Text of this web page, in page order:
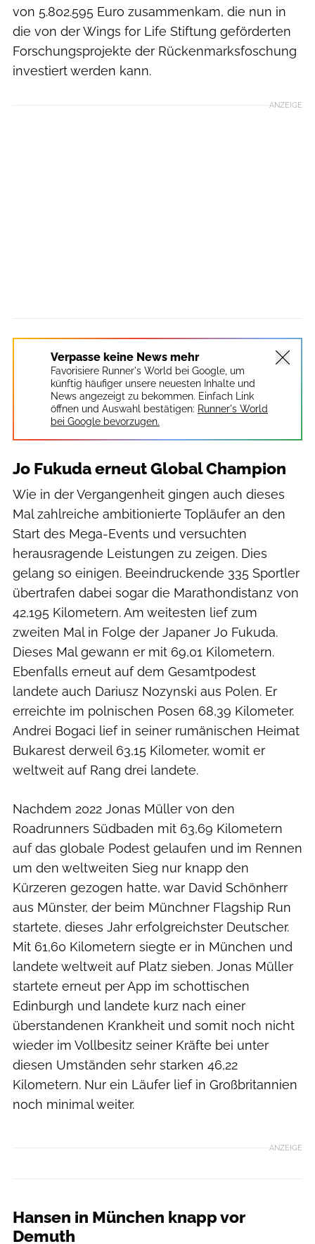
von 5.802.595 Euro zusammenkam, die nun in
die von der Wings for Life Stiftung geförderten
Forschungsprojekte der Rückenmarksfoschung
investiert werden kann.
ANZEIGE
Verpasse keine News mehr
Favorisiere Runner's World bei Google, um
künftig häufiger unsere neuesten Inhalte und
News angezeigt zu bekommen. Einfach Link
öffnen und Auswahl bestätigen: Runner's World
bei Google bevorzugen.
Jo Fukuda erneut Global Champion
Wie in der Vergangenheit gingen auch dieses
Mal zahlreiche ambitionierte Topläufer an den
Start des Mega-Events und versuchten
herausragende Leistungen zu zeigen. Dies
gelang so einigen. Beeindruckende 335 Sportler
übertrafen dabei sogar die Marathondistanz von
42,195 Kilometern. Am weitesten lief zum
zweiten Mal in Folge der Japaner Jo Fukuda.
Dieses Mal gewann er mit 69,01 Kilometern.
Ebenfalls erneut auf dem Gesamtpodest
landete auch Dariusz Nozynski aus Polen. Er
erreichte im polnischen Posen 68,39 Kilometer.
Andrei Bogaci lief in seiner rumänischen Heimat
Bukarest derweil 63,15 Kilometer, womit er
weltweit auf Rang drei landete.
Nachdem 2022 Jonas Müller von den
Roadrunners Südbaden mit 63,69 Kilometern
auf das globale Podest gelaufen und im Rennen
um den weltweiten Sieg nur knapp den
Kürzeren gezogen hatte, war David Schönherr
aus Münster, der beim Münchner Flagship Run
startete, dieses Jahr erfolgreichster Deutscher.
Mit 61,60 Kilometern siegte er in München und
landete weltweit auf Platz sieben. Jonas Müller
startete erneut per App im schottischen
Edinburgh und landete kurz nach einer
überstandenen Krankheit und somit noch nicht
wieder im Vollbesitz seiner Kräfte bei unter
diesen Umständen sehr starken 46,22
Kilometern. Nur ein Läufer lief in Großbritannien
noch minimal weiter.
ANZEIGE
Hansen in München knapp vor
Demuth